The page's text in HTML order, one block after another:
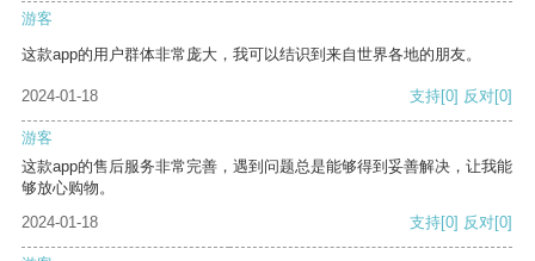
游客
这款app的用户群体非常庞大，我可以结识到来自世界各地的朋友。
2024-01-18 支持[0] 反对[0]
游客
这款app的售后服务非常完善，遇到问题总是能够得到妥善解决，让我能
够放心购物。
2024-01-18
支持[0] 反对[0]